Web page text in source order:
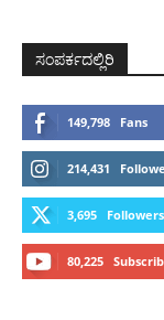
ಸಂಪರ್ಕದಲ್ಲಿರಿ
149,798 Fans
214,431
3,695 Followers
80,225